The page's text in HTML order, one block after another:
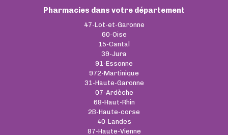
Pharmacies dans votre département
47-Lot-et-Garonne
60-Oise
15-Cantal
39-Jura
91-Essonne
972-Martinique
31-Haute-Garonne
07-Ardèche
68-Haut-Rhin
2B-Haute-corse
40-Landes
87-Haute-Vienne